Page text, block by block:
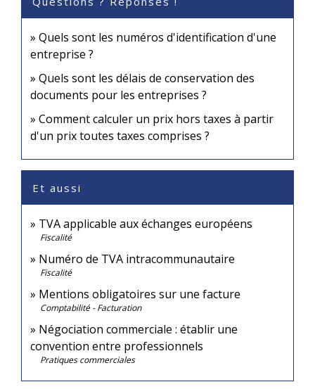
Quels sont les numéros d'identification d'une
entreprise ?
Quels sont les délais de conservation des
documents pour les entreprises ?
Comment calculer un prix hors taxes à partir
d'un prix toutes taxes comprises ?
Et aussi
TVA applicable aux échanges européens
Fiscalité
Numéro de TVA intracommunautaire
Fiscalité
Mentions obligatoires sur une facture
Comptabilité - Facturation
Négociation commerciale : établir une
convention entre professionnels
Pratiques commerciales